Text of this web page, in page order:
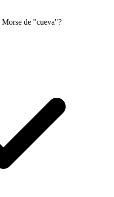
Morse de "cueva"?